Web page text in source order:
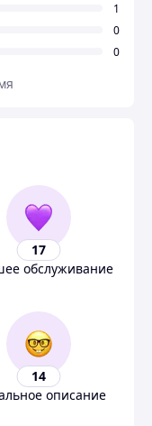
1
0
0
17
обслуживание
14
описание